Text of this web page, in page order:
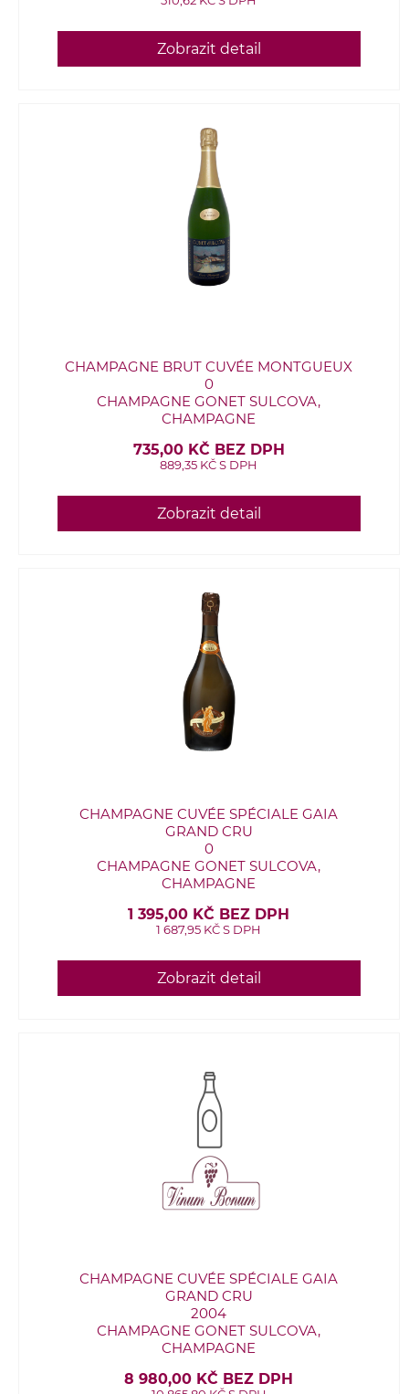
Zobrazit detail
CHAMPAGNE BRUT CUVÉE MONTGUEUX
0
CHAMPAGNE GONET SULCOVA,
CHAMPAGNE
735,00 KČ BEZ DPH
889,35 KČ S DPH
Zobrazit detail
CHAMPAGNE CUVÉE SPÉCIALE GAIA
GRAND CRU
0
CHAMPAGNE GONET SULCOVA,
CHAMPAGNE
1 395,00 KČ BEZ DPH
1 687,95 KČ S DPH
Zobrazit detail
CHAMPAGNE CUVÉE SPÉCIALE GAIA
GRAND CRU
2004
CHAMPAGNE GONET SULCOVA,
CHAMPAGNE
8 980,00 KČ BEZ DPH